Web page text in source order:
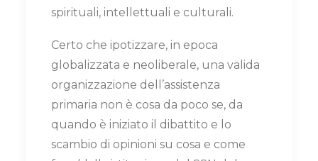
spirituali, intellettuali e culturali.
Certo che ipotizzare, in epoca
globalizzata e neoliberale, una valida
organizzazione dell’assistenza
primaria non è cosa da poco se, da
quando è iniziato il dibattito e lo
scambio di opinioni su cosa e come